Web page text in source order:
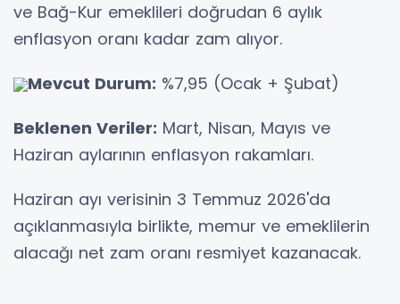
ve Bağ-Kur emeklileri doğrudan 6 aylık
enflasyon oranı kadar zam alıyor.
Mevcut Durum: %7,95 (Ocak + Şubat)
Beklenen Veriler: Mart, Nisan, Mayıs ve
Haziran aylarının enflasyon rakamları.
Haziran ayı verisinin 3 Temmuz 2026'da
açıklanmasıyla birlikte, memur ve emeklilerin
alacağı net zam oranı resmiyet kazanacak.